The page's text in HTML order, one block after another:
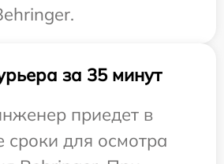
за 35 минут
приедет в
сроки для осмотра